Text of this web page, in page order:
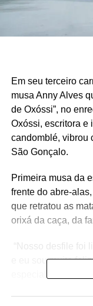
Em seu terceiro
musa Anny Alves
de Oxóssi”, no
Oxóssi, escritora e
candomblé, vibrou
São Gonçalo.
Primeira musa da
frente do abre-
que retratou as
orixá da caça, da
“Nosso desfile foi
e eu sou muito
especial com a